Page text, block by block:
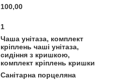
100,00
1
Чаша унітаза, комплект
кріплень чаші унітаза,
сидіння з кришкою,
комплект кріплень кришки
Санітарна порцеляна